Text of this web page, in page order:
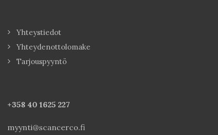
Yhteystiedot
Yhteydenottolomake
Tarjouspyyntö
+358 40 1625 227
myynti@scancerco.fi